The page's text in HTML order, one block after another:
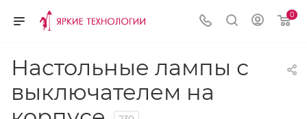
0
Настольные лампы с
выключателем на